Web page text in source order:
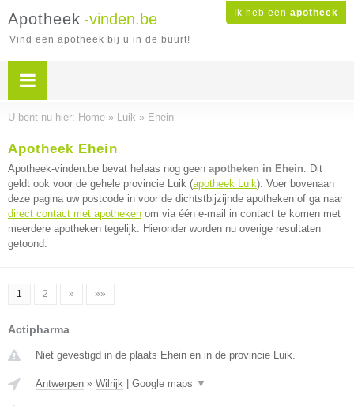
Ik heb een apotheek
Apotheek -vinden.be
Vind een apotheek bij u in de buurt!
U bent nu hier: Home » Luik » Ehein
Apotheek Ehein
Apotheek-vinden.be bevat helaas nog geen apotheken in Ehein. Dit
geldt ook voor de gehele provincie Luik (apotheek Luik). Voer bovenaan
deze pagina uw postcode in voor de dichtstbijzijnde apotheken of ga naar
direct contact met apotheken om via één e-mail in contact te komen met
meerdere apotheken tegelijk. Hieronder worden nu overige resultaten
getoond.
1 2 » »»
Actipharma
Niet gevestigd in de plaats Ehein en in de provincie Luik.
Antwerpen » Wilrijk Google maps ▼